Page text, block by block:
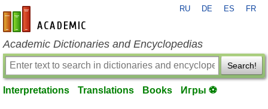
en-academic.com
RU DE ES FR
Academic Dictionaries and Encyclopedias
Search!
Interpretations Translations Books Игры ⚽